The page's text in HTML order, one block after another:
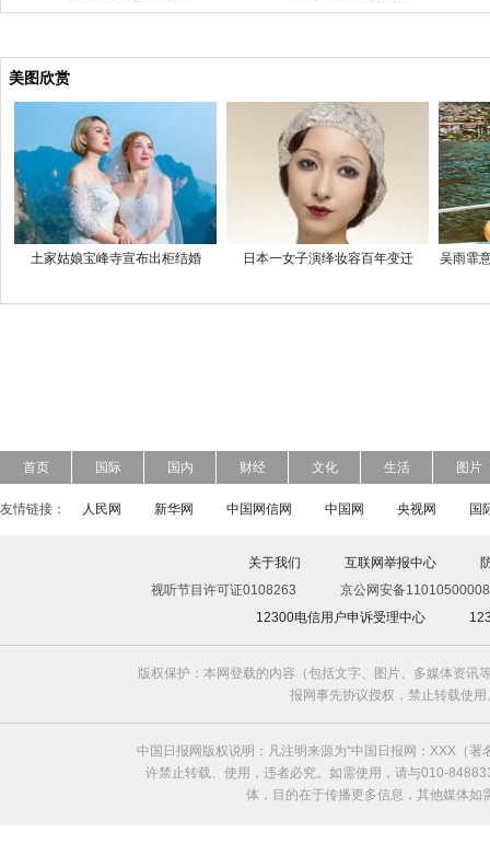
美图欣赏
土家姑娘宝峰寺宣布出柜结婚 日本一女子演绎妆容百年变迁 吴雨霏
首页 国际 国内 财经 文化 生活 图片
友情链接： 人民网 新华网 中国网信网 中国网 央视网 国
关于我们 互联网举报中心
视听节目许可证0108263
京公网安备
12300电信用户申诉受理中心
版权保护：本网登载的内容（包括文字、图片、多媒体资
报网事先协议授权，禁止转载使
中国日报网版权说明：凡注明来源为“中国日报网：XXX（
许禁止转载、使用，违者必究。如需使用，请与010-
体，目的在于传播更多信息，其他媒体